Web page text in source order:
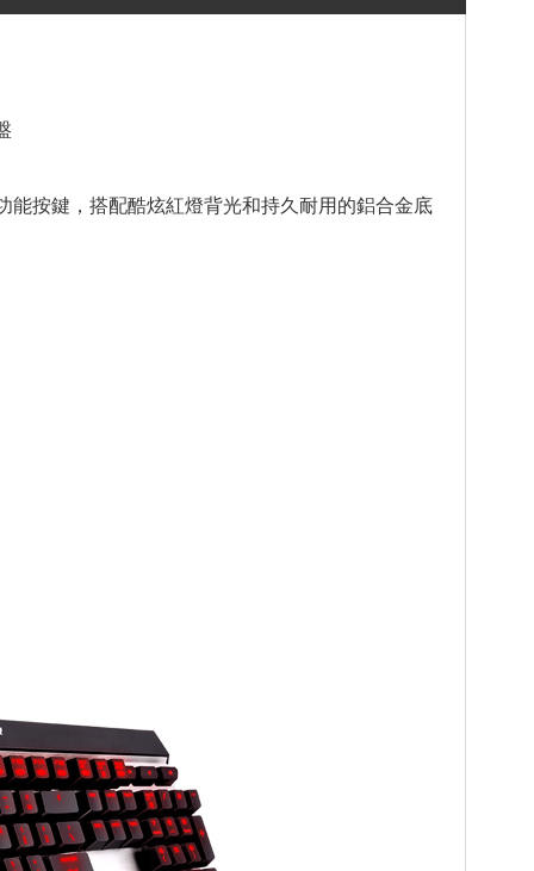
能按鍵，搭配酷炫紅燈背光和持久耐用的鋁合金底